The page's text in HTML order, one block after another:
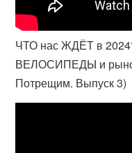
ЧТО нас ЖДЁТ в
ВЕЛОСИПЕДЫ и
Потрещим. Выпуск 3)